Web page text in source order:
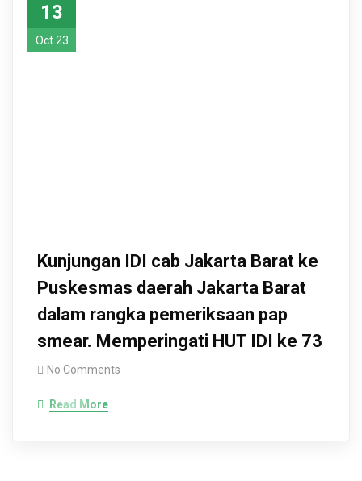
13
Oct 23
Kunjungan IDI cab Jakarta Barat ke
Puskesmas daerah Jakarta Barat
dalam rangka pemeriksaan pap
smear. Memperingati HUT IDI ke 73
No Comments
Read More